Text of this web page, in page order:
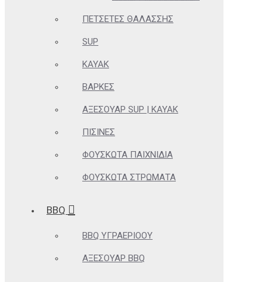
ΠΕΤΣΈΤΕΣ ΘΑΛΆΣΣΗΣ
SUP
KAYAK
ΒΆΡΚΕΣ
ΑΞΕΣΟΥΆΡ SUP | KAYAK
ΠΙΣΊΝΕΣ
ΦΟΥΣΚΩΤΆ ΠΑΙΧΝΊΔΙΑ
ΦΟΥΣΚΩΤΆ ΣΤΡΏΜΑΤΑ
BBQ
BBQ ΥΓΡΑΕΡΊΟΟΥ
ΑΞΕΣΟΥΆΡ BBQ